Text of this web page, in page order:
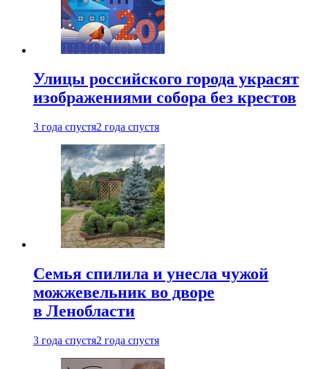
Улицы российского города украсят
изображениями собора без крестов
3 года спустя2 года спустя
Семья спилила и унесла чужой
можжевельник во дворе
в Ленобласти
3 года спустя2 года спустя